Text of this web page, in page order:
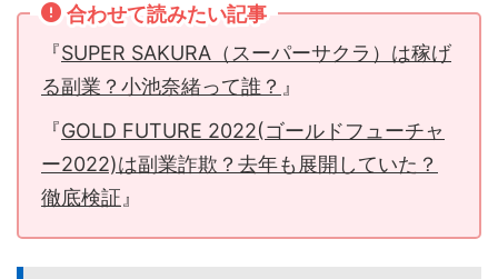
合わせて読みたい記事
『SUPER SAKURA（スーパーサクラ）は稼げ
る副業？小池奈緒って誰？ 』
『GOLD FUTURE 2022(ゴールドフューチャ
ー2022)は副業詐欺？去年も展開していた？
徹底検証』